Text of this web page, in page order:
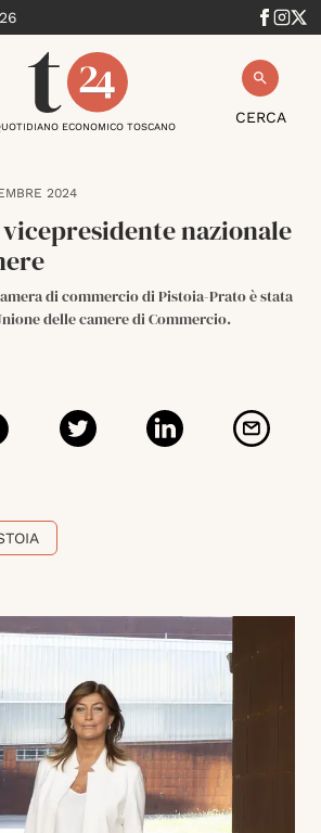
CERCA
ECONOMICO TOSCANO
2024
nazionale
di commercio di Pistoia-Prato è stata
delle camere di Commercio.